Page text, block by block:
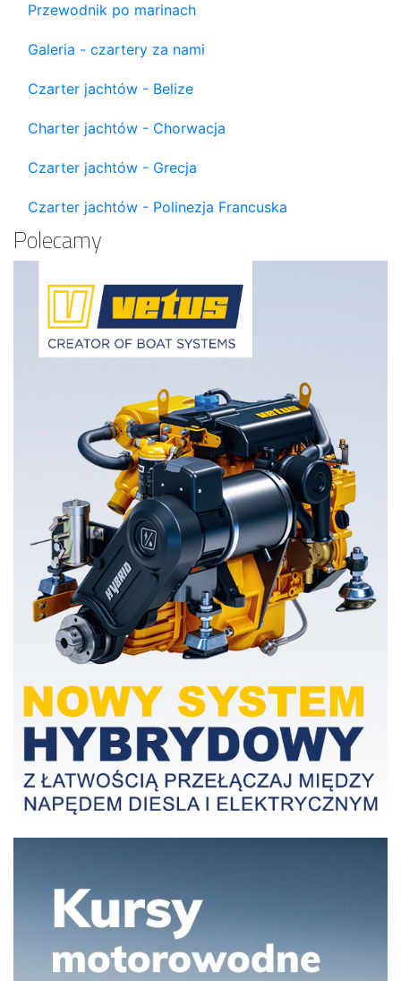
Przewodnik po marinach
Galeria - czartery za nami
Czarter jachtów - Belize
Charter jachtów - Chorwacja
Czarter jachtów - Grecja
Czarter jachtów - Polinezja Francuska
Polecamy